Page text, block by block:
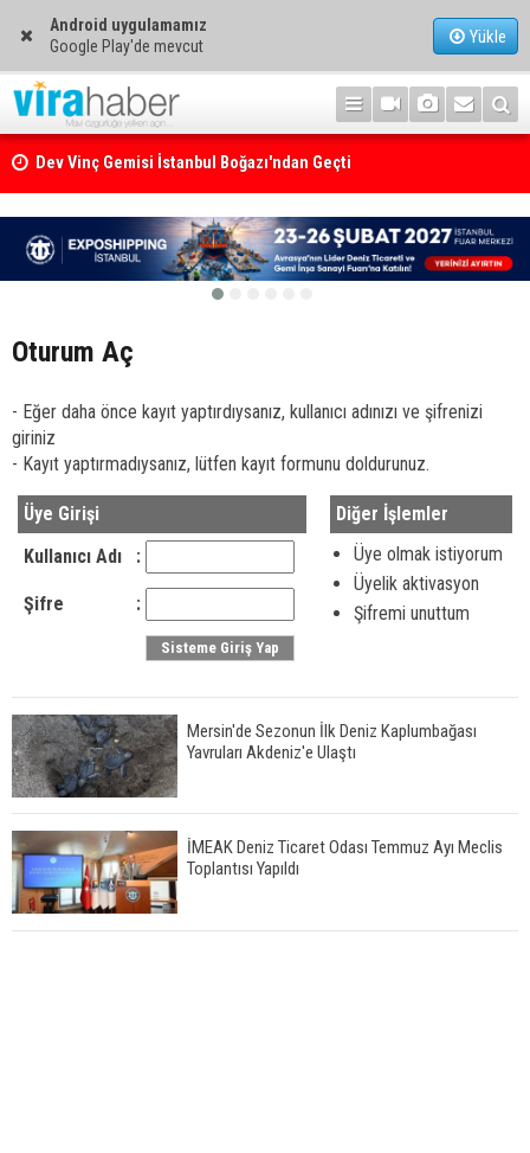
Android uygulamamız
Google Play'de mevcut
Yükle
Dev Vinç Gemisi İstanbul Boğazı'ndan Geçti
Ege Denizi’nin En Büyük Mercan Ormanı
Oturum Aç
- Eğer daha önce kayıt yaptırdıysanız, kullanıcı adınızı ve şifrenizi
giriniz
- Kayıt yaptırmadıysanız, lütfen kayıt formunu doldurunuz.
Üye Girişi
Kullanıcı Adı
:
Şifre :
Diğer İşlemler
Üye olmak istiyorum
Üyelik aktivasyon
Şifremi unuttum
Mersin'de Sezonun İlk Deniz Kaplumbağası
Yavruları Akdeniz'e Ulaştı
İMEAK Deniz Ticaret Odası Temmuz Ayı Meclis
Toplantısı Yapıldı